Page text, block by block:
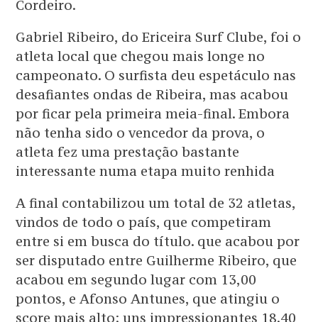
Cordeiro.
Gabriel Ribeiro, do Ericeira Surf Clube, foi o
atleta local que chegou mais longe no
campeonato. O surfista deu espetáculo nas
desafiantes ondas de Ribeira, mas acabou
por ficar pela primeira meia-final. Embora
não tenha sido o vencedor da prova, o
atleta fez uma prestação bastante
interessante numa etapa muito renhida
A final contabilizou um total de 32 atletas,
vindos de todo o país, que competiram
entre si em busca do título. que acabou por
ser disputado entre Guilherme Ribeiro, que
acabou em segundo lugar com 13,00
pontos, e Afonso Antunes, que atingiu o
score mais alto: uns impressionantes 18.40